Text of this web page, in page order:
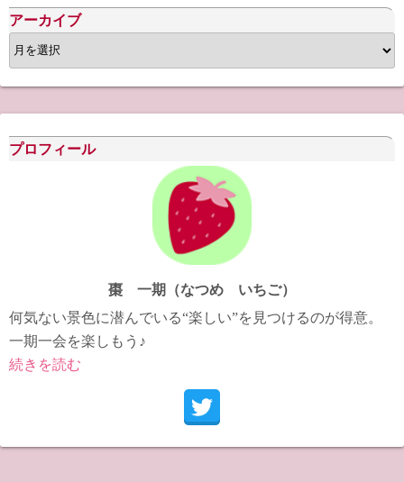
アーカイブ
ア
ー
カ
イ
ブ
プロフィール
棗 一期（なつめ いちご）
何気ない景色に潜んでいる“楽しい”を見つけるのが得意。
一期一会を楽しもう♪
続きを読む